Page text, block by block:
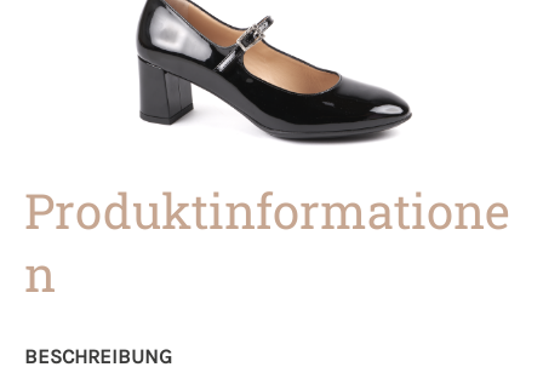
Produktinformatione
n
BESCHREIBUNG